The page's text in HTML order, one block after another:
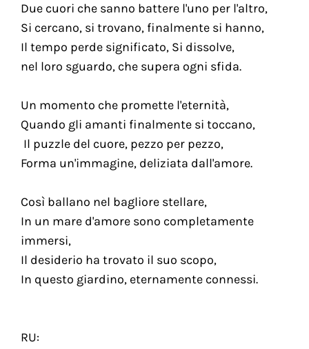
Due cuori che sanno battere l'uno per l'altro,
Si cercano, si trovano, finalmente si hanno,
Il tempo perde significato, Si dissolve,
nel loro sguardo, che supera ogni sfida.
Un momento che promette l'eternità,
Quando gli amanti finalmente si toccano,
Il puzzle del cuore, pezzo per pezzo,
Forma un'immagine, deliziata dall'amore.
Così ballano nel bagliore stellare,
In un mare d'amore sono completamente
immersi,
Il desiderio ha trovato il suo scopo,
In questo giardino, eternamente connessi.
RU: